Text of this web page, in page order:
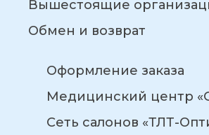
Вышестоящие
Обмен и возврат
Оформление заказа
Медицинский центр
Сеть салонов «ТЛТ-